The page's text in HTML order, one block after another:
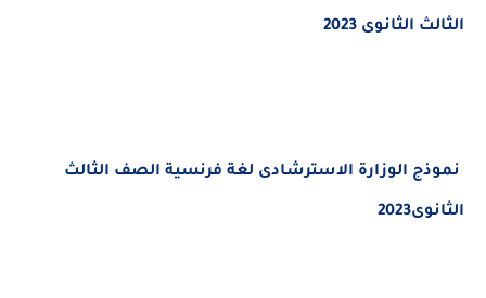
2023
الوزارة الاسترشادى لغة فرنسية الصف الثالث